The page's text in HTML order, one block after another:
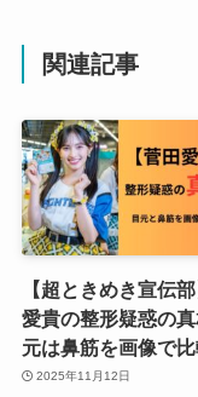
関連記事
【超ときめき宣伝
愛貴の整形疑惑の
元は鼻筋を画像で比
2025年11月12日